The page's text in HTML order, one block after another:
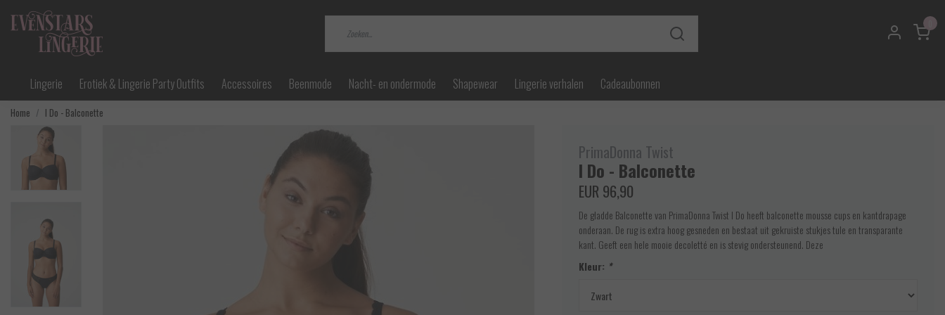
Lingerie Erotiek & Lingerie Party Outfits Accessoires Beenmode Nacht- en ondermode Shapewear Lingerie verhalen Cadeaubonnen
Home I Do - Balconette
PrimaDonna Twist
I Do - Balconette
EUR 96,90
De gladde Balconette van PrimaDonna Twist I Do heeft balconette mousse cups en kantdrapage
onderaan. De rug is extra hoog gesneden en bestaat uit gekruiste stukjes tule en transparante
kant. Geeft een hele mooie decoletté en is stevig ondersteunend. Deze
Kleur: *